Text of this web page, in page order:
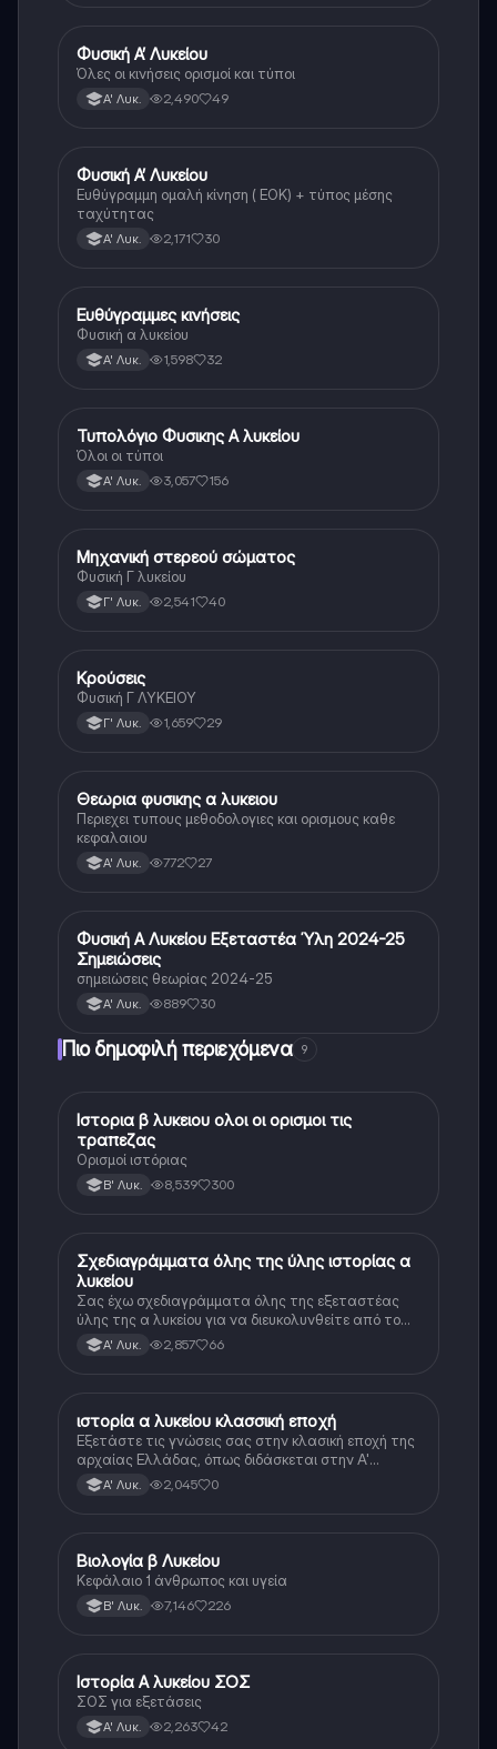
Φυσική
Φυσική Α’ Λυκείου
Όλες οι κινήσεις ορισμοί και τύποι
Α' Λυκ. 2,490 49
Φυσική
Φυσική Α’ Λυκείου
Ευθύγραμμη ομαλή κίνηση ( ΕΟΚ) + τύπος μέσης
ταχύτητας
Α' Λυκ. 2,171 30
Φυσική
Ευθύγραμμες κινήσεις
Φυσική α λυκείου
Α' Λυκ. 1,598 32
Φυσική
Τυπολόγιο Φυσικης Α λυκείου
Όλοι οι τύποι
Α' Λυκ. 3,057 156
Φυσική
Μηχανική στερεού σώματος
Φυσική Γ λυκείου
Γ' Λυκ. 2,541 40
Φυσική
Κρούσεις
Φυσική Γ ΛΥΚΕΙΟΥ
Γ' Λυκ. 1,659 29
Φυσική
Θεωρια φυσικης α λυκειου
Περιεχει τυπους μεθοδολογιες και ορισμους καθε
κεφαλαιου
Α' Λυκ. 772 27
Φυσική
Φυσική Α Λυκείου Εξεταστέα Ύλη 2024-25
Σημειώσεις
σημειώσεις θεωρίας 2024-25
Α' Λυκ. 889 30
Πιο δημοφιλή περιεχόμενα 9
Ιστορία
Ιστορια β λυκειου ολοι οι ορισμοι τις
τραπεζας
Ορισμοί ιστόριας
Β' Λυκ. 8,539 300
Ιστορία
Σχεδιαγράμματα όλης της ύλης ιστορίας α
λυκείου
Σας έχω σχεδιαγράμματα όλης της εξεταστέας
ύλης της α λυκείου για να διευκολυνθείτε από το
τεράστιο βάρος του βιβλίου
Α' Λυκ. 2,857 66
Ιστορία
ιστορία α λυκείου κλασσική εποχή
Εξετάστε τις γνώσεις σας στην κλασική εποχή της
αρχαίας Ελλάδας, όπως διδάσκεται στην Α'
Λυκείου.Α' Λυκ. 2,045 0
Βιολογία
Βιολογία β Λυκείου
Κεφάλαιο 1 άνθρωπος και υγεία
Β' Λυκ. 7,146 226
Ιστορία
Ιστορία Α λυκείου ΣΟΣ
ΣΟΣ για εξετάσεις
Α' Λυκ. 2,263 42